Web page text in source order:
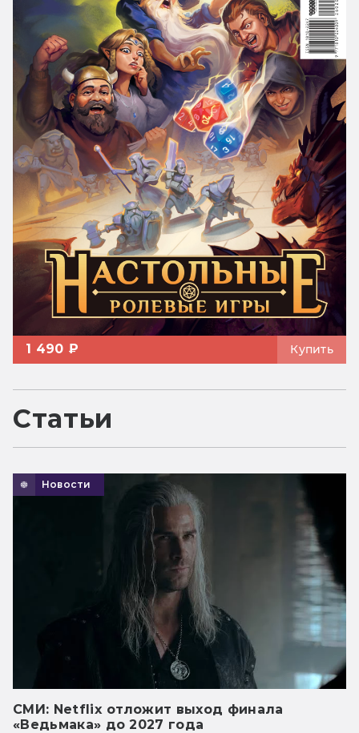
1 490 ₽ Купить
Статьи
Новости
СМИ: Netflix отложит выход финала
«Ведьмака» до 2027 года